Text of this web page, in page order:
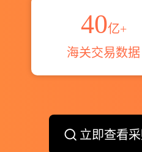
40亿+
海关交易数据
立即查看